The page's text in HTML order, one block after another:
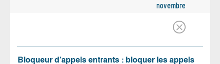
novembre
Bloqueur d’appels entrants : bloquer les appels